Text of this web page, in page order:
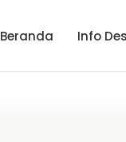
Beranda Info